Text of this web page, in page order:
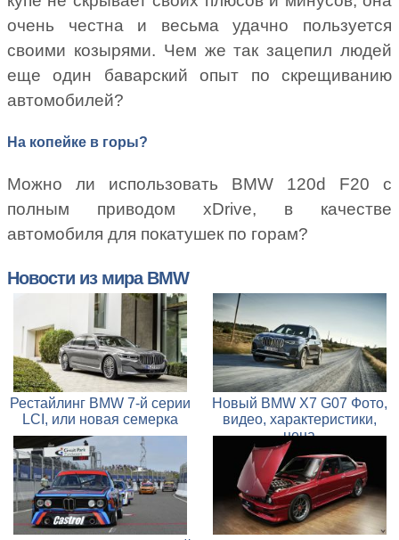
очень честна и весьма удачно пользуется
своими козырями. Чем же так зацепил людей
еще один баварский опыт по скрещиванию
автомобилей?
На копейке в горы?
Можно ли использовать BMW 120d F20 с
полным приводом xDrive, в качестве
автомобиля для покатушек по горам?
Новости из мира BMW
Рестайлинг BMW 7-й серии
LCI, или новая семерка
Новый BMW X7 G07 Фото,
видео, характеристики,
цена